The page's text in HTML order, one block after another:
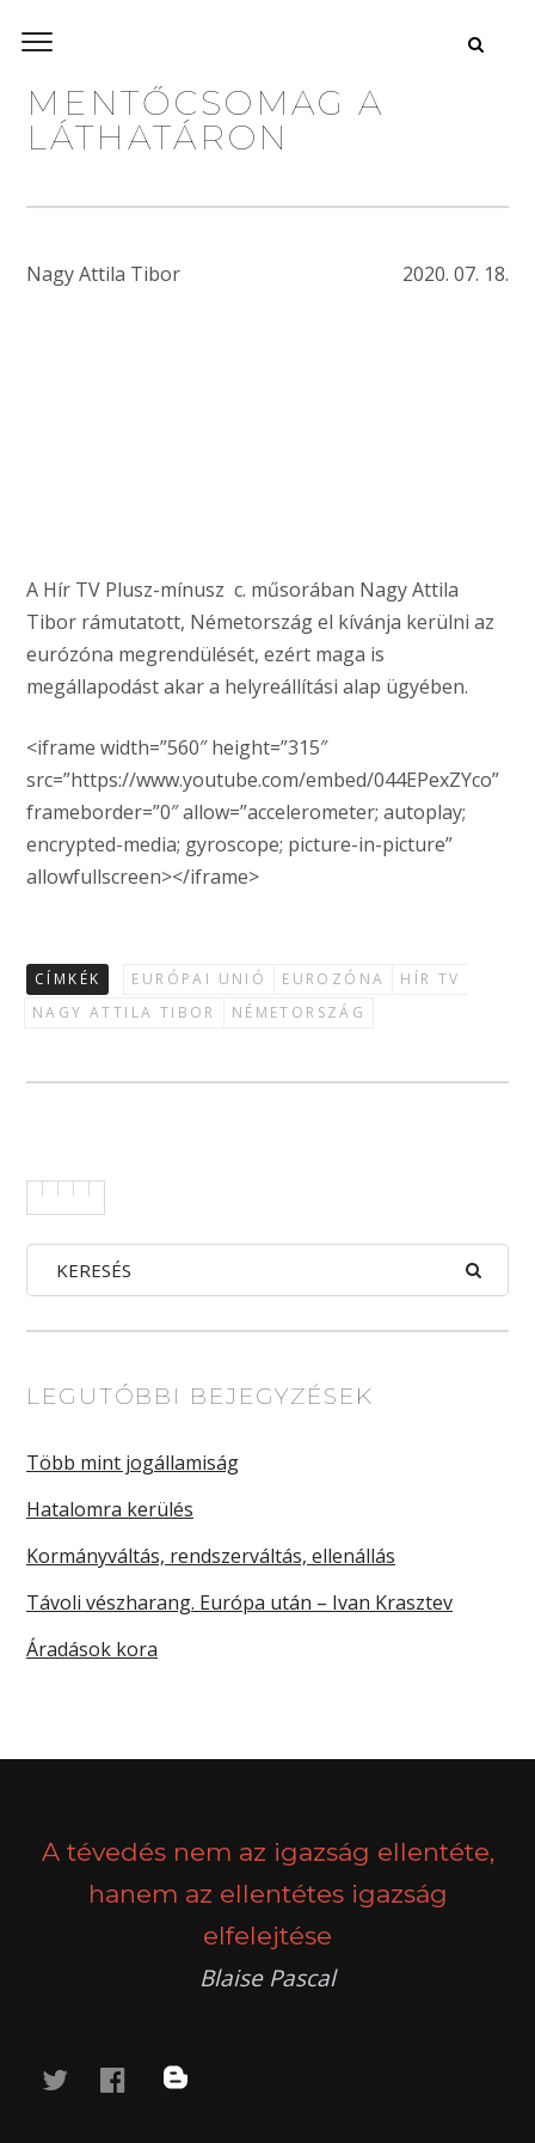
MENTŐCSOMAG A
LÁTHATÁRON
Nagy Attila Tibor 2020. 07. 18.
A Hír TV Plusz-mínusz c. műsorában Nagy Attila
Tibor rámutatott, Németország el kívánja kerülni az
eurózóna megrendülését, ezért maga is
megállapodást akar a helyreállítási alap ügyében.
<iframe width=”560″ height=”315″
src=”https://www.youtube.com/embed/044EPexZYco”
frameborder=”0″ allow=”accelerometer; autoplay;
encrypted-media; gyroscope; picture-in-picture”
allowfullscreen></iframe>
CÍMKÉK EURÓPAI UNIÓ EUROZÓNA
HÍR TV
NAGY ATTILA TIBOR
NÉMETORSZÁG
LEGUTÓBBI BEJEGYZÉSEK
Több mint jogállamiság
Hatalomra kerülés
Kormányváltás, rendszerváltás, ellenállás
Távoli vészharang. Európa után – Ivan Krasztev
Áradások kora
A tévedés nem az igazság ellentéte,
hanem az ellentétes igazság
elfelejtése
Blaise Pascal
twitterfacebook
blog